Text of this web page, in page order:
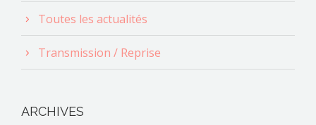
Toutes les actualités
Transmission / Reprise
ARCHIVES